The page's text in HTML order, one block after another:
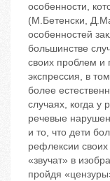
особенности,
(М.Бетенски,
особенностей
большинстве
своих проблем и
экспрессия, в
более
случаях, когда у
речевые
и то, что дети
рефлексии своих
«звучат» в
пройдя